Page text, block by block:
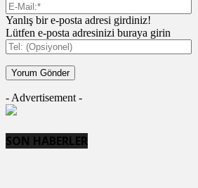
Yanlış bir e-posta adresi girdiniz!
Lütfen e-posta adresinizi buraya girin
- Advertisement -
SON HABERLER